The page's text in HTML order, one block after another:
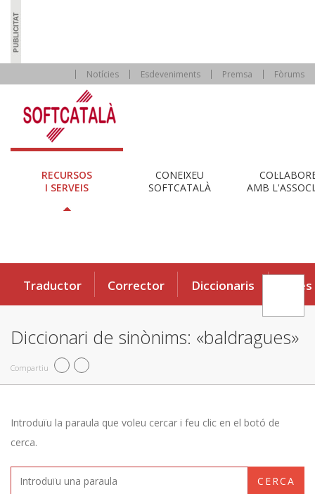
Notícies Esdeveniments Premsa Fòrums
RECURSOS
I SERVEIS
CONEIXEU
SOFTCATALÀ
AMB
Traductor Corrector Diccionaris Eines
Diccionari de sinònims: «baldragues»
Compartiu
Introduïu la paraula que voleu cercar i feu clic en el botó de
cerca.
CERCA